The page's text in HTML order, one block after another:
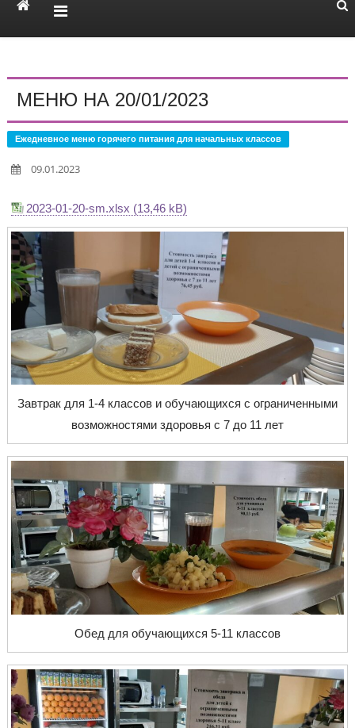
МЕНЮ НА 20/01/2023
Ежедневное меню горячего питания для начальных классов
09.01.2023
2023-01-20-sm.xlsx
Завтрак для 1-4 классов и обучающихся с ограниченными
возможностями здоровья с 7 до 11 лет
Обед для обучающихся 5-11 классов